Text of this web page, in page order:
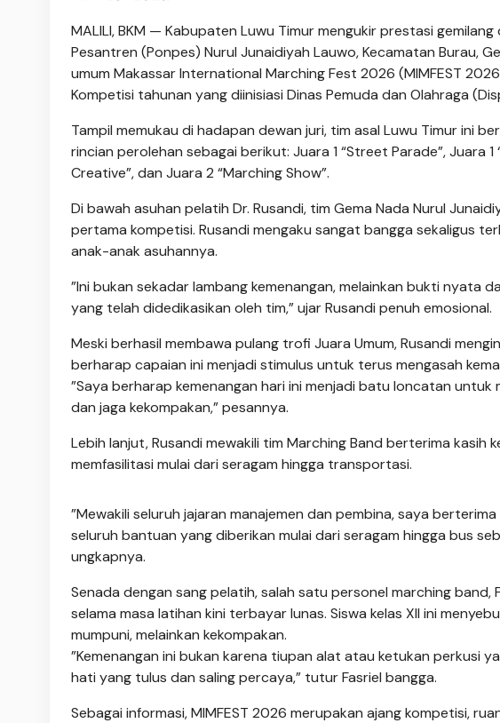
‎MALILI, BKM — Kabupaten Luwu Timur mengukir prestasi
Pesantren (Ponpes) Nurul Junaidiyah Lauwo, Kecamatan Burau,
umum Makassar International Marching Fest 2026 (MIMFEST
‎Kompetisi tahunan yang diinisiasi Dinas Pemuda dan Olahraga
‎Tampil memukau di hadapan dewan juri, tim asal Luwu Timur ini
rincian perolehan sebagai berikut: Juara 1 “Street Parade”, Juara 1
Creative”, dan Juara 2 “Marching Show”.
‎Di bawah asuhan pelatih Dr. Rusandi, tim Gema Nada Nurul
pertama kompetisi. Rusandi mengaku sangat bangga sekaligus
anak-anak asuhannya.
‎”Ini bukan sekadar lambang kemenangan, melainkan bukti nyata
yang telah didedikasikan oleh tim,” ujar Rusandi penuh emosional.
‎Meski berhasil membawa pulang trofi Juara Umum, Rusandi
berharap capaian ini menjadi stimulus untuk terus mengasah
‎”Saya berharap kemenangan hari ini menjadi batu loncatan
dan jaga kekompakan,” pesannya.
‎Lebih lanjut, Rusandi mewakili tim Marching Band berterima
memfasilitasi mulai dari seragam hingga transportasi.
‎”Mewakili seluruh jajaran manajemen dan pembina, saya
seluruh bantuan yang diberikan mulai dari seragam hingga bus
ungkapnya.
‎Senada dengan sang pelatih, salah satu personel marching band,
selama masa latihan kini terbayar lunas. Siswa kelas XII ini
mumpuni, melainkan kekompakan.
‎”Kemenangan ini bukan karena tiupan alat atau ketukan perkusi
hati yang tulus dan saling percaya,” tutur Fasriel bangga.
‎Sebagai informasi, MIMFEST 2026 merupakan ajang kompetisi,